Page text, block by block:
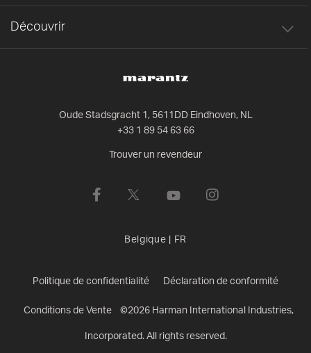
Oude Stadsgracht 1, 5611DD Eindhoven, NL
+33 1 89 54 63 66
Trouver un revendeur
Découvrir
Belgique FR
Politique de confidentialité Déclaration de conformité
Conditions de Vente ©2026Harman International Industries,
Incorporated. All rights reserved.